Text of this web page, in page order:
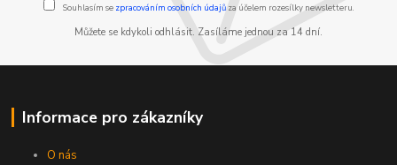
Souhlasím se zpracováním osobních údajůza účelem rozesílky newsletteru.
Můžete se kdykoli odhlásit. Zasíláme jednou za 14 dní.
Informace pro zákazníky
O nás